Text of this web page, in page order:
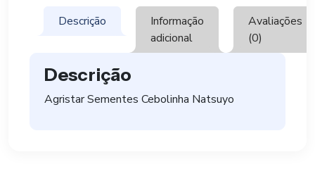
Descrição
Informação
adicional
Avaliações
(0)
Descrição
Agristar Sementes Cebolinha Natsuyo